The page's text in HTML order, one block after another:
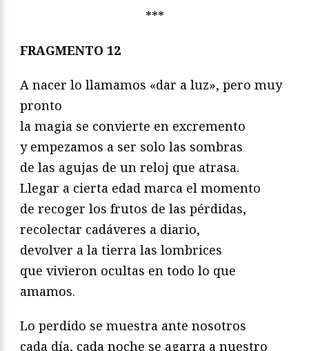
***
FRAGMENTO 12
A nacer lo llamamos «dar a luz», pero muy
pronto
la magia se convierte en excremento
y empezamos a ser solo las sombras
de las agujas de un reloj que atrasa.
Llegar a cierta edad marca el momento
de recoger los frutos de las pérdidas,
recolectar cadáveres a diario,
devolver a la tierra las lombrices
que vivieron ocultas en todo lo que
amamos.
Lo perdido se muestra ante nosotros
cada día, cada noche se agarra a nuestro